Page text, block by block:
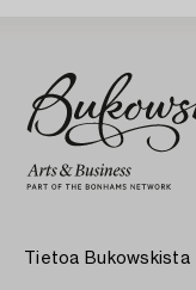
Tietoa Bukowskista